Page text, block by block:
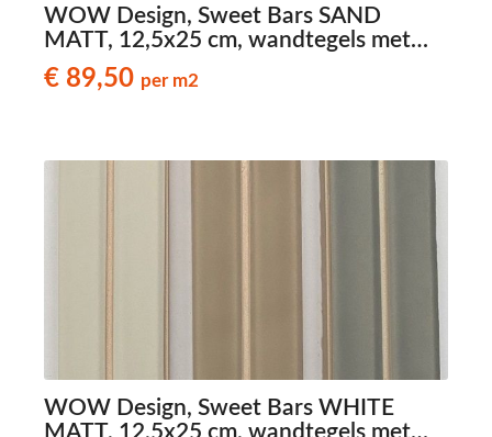
WOW Design, Sweet Bars SAND
MATT, 12,5x25 cm, wandtegels met
reliëf
€ 89,50 per m2
WOW Design, Sweet Bars WHITE